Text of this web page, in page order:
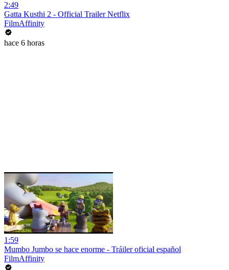
2:49
Gatta Kusthi 2 - Official Trailer Netflix
FilmAffinity
hace 6 horas
1:59
Mumbo Jumbo se hace enorme - Tráiler oficial español
FilmAffinity